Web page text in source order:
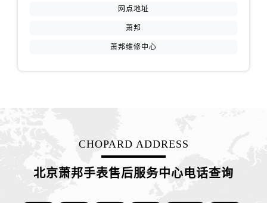
网点地址
萧邦
萧邦维修中心
CHOPARD ADDRESS
北京萧邦手表售后服务中心电话查询